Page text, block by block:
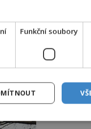
Funkční soubory